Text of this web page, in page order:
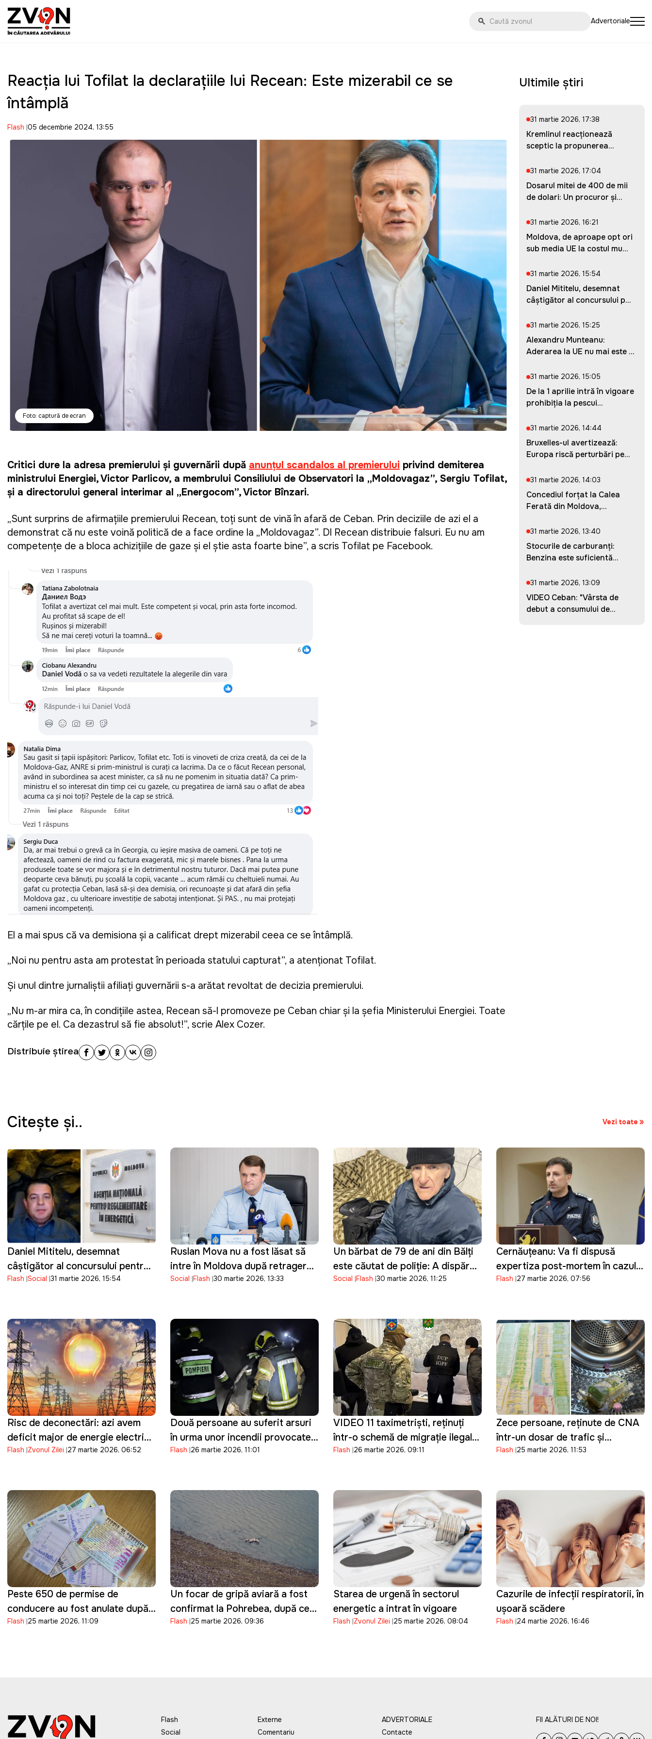
Advertoriale
Reacția lui Tofilat la declarațiile lui Recean: Este mizerabil ce se
întâmplă
Flash 05 decembrie 2024, 13:55
Foto: captură de ecran
Critici dure la adresa premierului și guvernării după anunțul scandalos al premierului privind demiterea
ministrului Energiei, Victor Parlicov, a membrului Consiliului de Observatori la „Moldovagaz”, Sergiu Tofilat,
și a directorului general interimar al „Energocom”, Victor Bînzari.
„Sunt surprins de afirmațiile premierului Recean, toți sunt de vină în afară de Ceban. Prin deciziile de azi el a
demonstrat că nu este voință politică de a face ordine la „Moldovagaz”. Dl Recean distribuie falsuri. Eu nu am
competențe de a bloca achizițiile de gaze și el știe asta foarte bine”, a scris Tofilat pe Facebook.
El a mai spus că va demisiona și a calificat drept mizerabil ceea ce se întâmplă.
„Noi nu pentru asta am protestat în perioada statului capturat”, a atenționat Tofilat.
Și unul dintre jurnaliștii afiliați guvernării s-a arătat revoltat de decizia premierului.
„Nu m-ar mira ca, în condițiile astea, Recean să-l promoveze pe Ceban chiar și la șefia Ministerului Energiei. Toate
cărțile pe el. Ca dezastrul să fie absolut!”, scrie Alex Cozer.
Distribuie știrea
Ultimile știri
31 martie 2026, 17:38
Kremlinul reacționează
sceptic la propunerea
31 martie 2026, 17:04
Dosarul mitei de 400 de mii
de dolari: Un procuror și...
31 martie 2026, 16:21
Moldova, de aproape opt ori
sub media UE la costul mu...
31 martie 2026, 15:54
Daniel Mititelu, desemnat
câștigător al concursului p...
31 martie 2026, 15:25
Alexandru Munteanu:
Aderarea la UE nu mai este o
31 martie 2026, 15:05
De la 1 aprilie intră în vigoare
prohibiția la pescui...
31 martie 2026, 14:44
Bruxelles-ul avertizează:
Europa riscă perturbări pe...
31 martie 2026, 14:03
Concediul forțat la Calea
Ferată din Moldova,
31 martie 2026, 13:40
Stocurile de carburanți:
Benzina este suficientă
31 martie 2026, 13:09
VIDEO Ceban: "Vârsta de
debut a consumului de
Citeşte şi.. Vezi toate
Daniel Mititelu, desemnat
câștigător al concursului pentru
funcția de director al ANRE
Flash Social 31 martie 2026, 15:54
Ruslan Mova nu a fost lăsat să
intre în Moldova după retragerea
cetățeniei
Social Flash 30 martie 2026, 13:33
Un bărbat de 79 de ani din Bălți
este căutat de poliție: A dispărut
de peste o săptămână
Social Flash 30 martie 2026, 11:25
Cernăuțeanu: Va fi dispusă
expertiza post-mortem în cazul
Ludmila Vartic
Flash 27 martie 2026, 07:56
Risc de deconectări: azi avem
deficit major de energie electrică
în orele de vârf
Flash Zvonul Zilei 27 martie 2026, 06:52
Două persoane au suferit arsuri
în urma unor incendii provocate
de neglijență
Flash 26 martie 2026, 11:01
VIDEO 11 taximetriști, reținuți
într-o schemă de migrație ilegală:
Au ajutat 400 de bărbați din
Flash 26 martie 2026, 09:11
Zece persoane, reținute de CNA
într-un dosar de trafic și
cumpărare de influență în
Flash 25 martie 2026, 11:53
Peste 650 de permise de
conducere au fost anulate după
fraude la examenele auto, anunţă
Flash 25 martie 2026, 11:09
Un focar de gripă aviară a fost
confirmat la Pohrebea, după ce
mai multe păsări au fost
Flash 25 martie 2026, 09:36
Starea de urgență în sectorul
energetic a intrat în vigoare
Flash Zvonul Zilei 25 martie 2026, 08:04
Cazurile de infecții respiratorii, în
ușoară scădere
Flash 24 martie 2026, 16:46
Flash
Social
Externe
Comentariu
ADVERTORIALE
Contacte
FII ALĂTURI DE NOI!